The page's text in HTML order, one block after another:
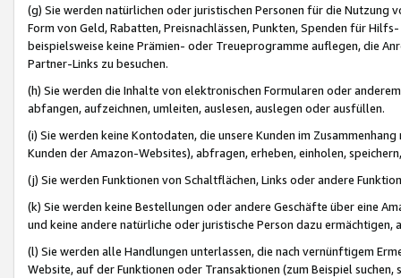
(g) Sie werden natürlichen oder juristischen Personen für die Nutzung
Form von Geld, Rabatten, Preisnachlässen, Punkten, Spenden für
beispielsweise keine Prämien- oder Treueprogramme auflegen, die
Partner-Links zu besuchen.
(h) Sie werden die Inhalte von elektronischen Formularen oder
abfangen, aufzeichnen, umleiten, auslesen, auslegen oder ausfüllen.
(i) Sie werden keine Kontodaten, die unsere Kunden im
Kunden der Amazon-Websites), abfragen, erheben, einholen,
(j) Sie werden Funktionen von Schaltflächen, Links oder andere
(k) Sie werden keine Bestellungen oder andere Geschäfte über eine
und keine andere natürliche oder juristische Person dazu
(l) Sie werden alle Handlungen unterlassen, die nach vernünftigem
Website, auf der Funktionen oder Transaktionen (zum Beispiel